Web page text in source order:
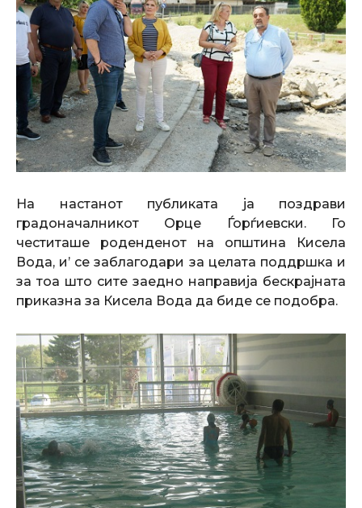
На настанот публиката ја поздрави
градоначалникот Орце Ѓорѓиевски. Го
честиташе роденденот на општина Кисела
Вода, и’ се заблагодари за целата поддршка и
за тоа што сите заедно направија бескрајната
приказна за Кисела Вода да биде се подобра.